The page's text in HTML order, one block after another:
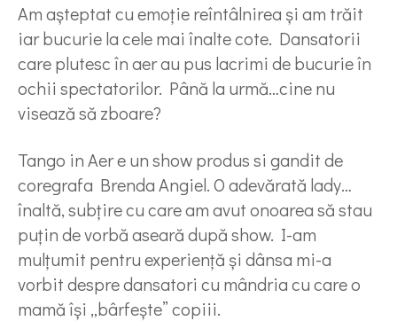
Am așteptat cu emoție reîntâlnirea și am trăit
iar bucurie la cele mai înalte cote. Dansatorii
care plutesc în aer au pus lacrimi de bucurie în
ochii spectatorilor. Până la urmă…cine nu
visează să zboare?
Tango in Aer e un show produs si gandit de
coregrafa Brenda Angiel. O adevărată lady…
înaltă, subțire cu care am avut onoarea să stau
puțin de vorbă aseară după show. I-am
mulțumit pentru experiență și dânsa mi-a
vorbit despre dansatori cu mândria cu care o
mamă își „bârfește” copiii.